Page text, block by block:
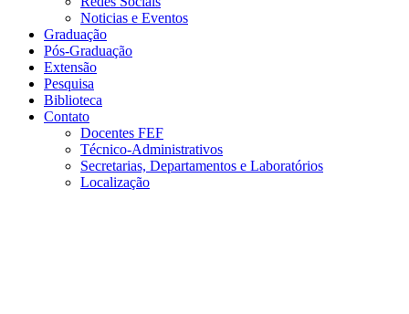
Noticias e Eventos
Graduação
Pós-Graduação
Extensão
Pesquisa
Biblioteca
Contato
Docentes FEF
Técnico-Administrativos
Secretarias, Departamentos e Laboratórios
Localização